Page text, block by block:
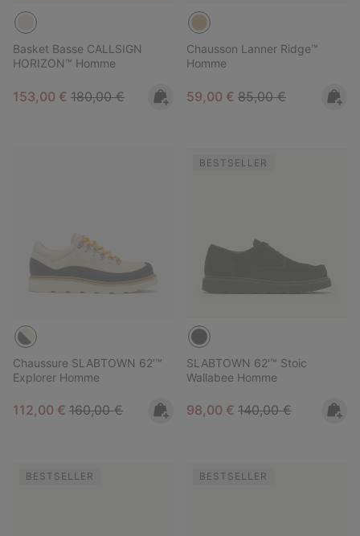
Basket Basse CALLSIGN
HORIZON™ Homme
Sale price:
153,00 € Regular price:
180,00 €
Chausson Lanner Ridge™
Homme
Sale price:
59,00 € Regular price:
85,00 €
Chaussure SLABTOWN 62’™
Explorer Homme
Sale price:
112,00 € Regular price:
160,00 €
BESTSELLER
SLABTOWN 62'™ Stoic
Wallabee Homme
Sale price:
98,00 € Regular price:
140,00 €
BESTSELLER BESTSELLER